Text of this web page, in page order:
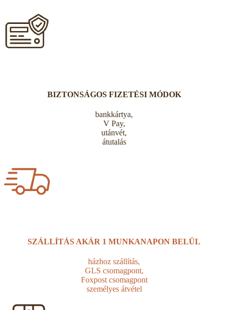
BIZTONSÁGOS FIZETÉSI MÓDOK
bankkártya,
V Pay,
utánvét,
átutalás
SZÁLLÍTÁS AKÁR 1 MUNKANAPON BELÜL
házhoz szállítás,
GLS csomagpont,
Foxpost csomagpont
személyes átvétel